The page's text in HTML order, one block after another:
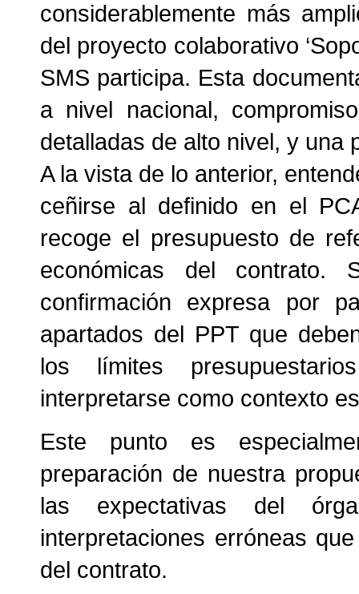
considerablemente más
del proyecto colaborativo
SMS participa. Esta
a nivel nacional,
detalladas de alto nivel, y una
A la vista de lo anterior,
ceñirse al definido en el
recoge el presupuesto de
económicas del contrato.
confirmación expresa por
apartados del PPT que
los límites
interpretarse como contexto
Este punto es
preparación de nuestra
las expectativas del
interpretaciones erróneas
del contrato.